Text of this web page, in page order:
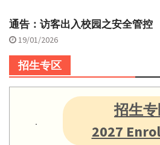
通告：访客出入校园之安全管控
19/01/2026
招生专区
招生
2027